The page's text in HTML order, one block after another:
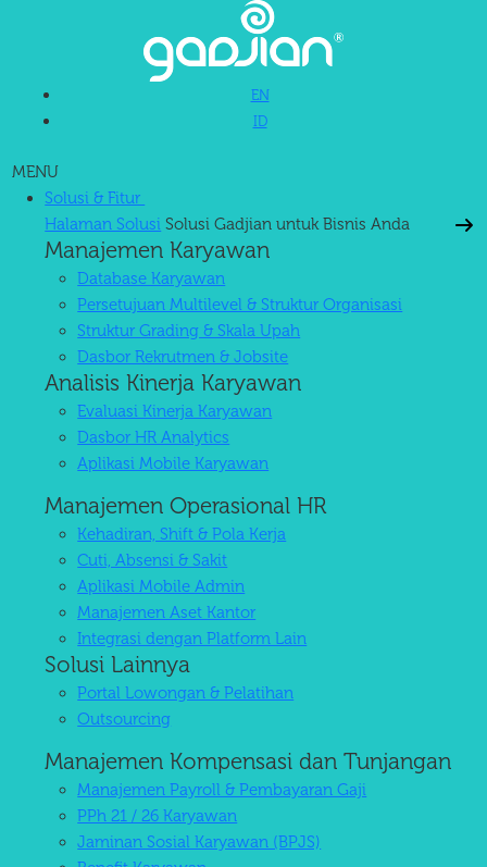
EN
ID
MENU
Solusi & Fitur
Halaman Solusi Solusi Gadjian untuk Bisnis Anda
Manajemen Karyawan
Database Karyawan
Persetujuan Multilevel & Struktur Organisasi
Struktur Grading & Skala Upah
Dasbor Rekrutmen & Jobsite
Analisis Kinerja Karyawan
Evaluasi Kinerja Karyawan
Dasbor HR Analytics
Aplikasi Mobile Karyawan
Manajemen Operasional HR
Kehadiran, Shift & Pola Kerja
Cuti, Absensi & Sakit
Aplikasi Mobile Admin
Manajemen Aset Kantor
Integrasi dengan Platform Lain
Solusi Lainnya
Portal Lowongan & Pelatihan
Outsourcing
Manajemen Kompensasi dan Tunjangan
Manajemen Payroll & Pembayaran Gaji
PPh 21 / 26 Karyawan
Jaminan Sosial Karyawan (BPJS)